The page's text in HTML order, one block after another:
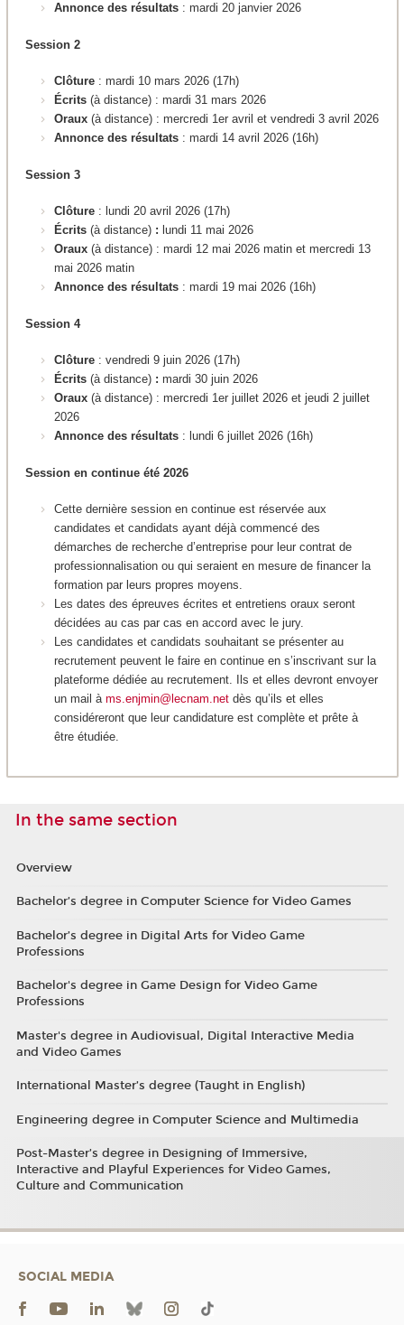
Annonce des résultats : mardi 20 janvier 2026
Session 2
Clôture : mardi 10 mars 2026 (17h)
Écrits (à distance) : mardi 31 mars 2026
Oraux (à distance) : mercredi 1er avril et vendredi 3 avril 2026
Annonce des résultats : mardi 14 avril 2026 (16h)
Session 3
Clôture : lundi 20 avril 2026 (17h)
Écrits (à distance) : lundi 11 mai 2026
Oraux (à distance) : mardi 12 mai 2026 matin et mercredi 13
mai 2026 matin
Annonce des résultats : mardi 19 mai 2026 (16h)
Session 4
Clôture : vendredi 9 juin 2026 (17h)
Écrits (à distance) : mardi 30 juin 2026
Oraux (à distance) : mercredi 1er juillet 2026 et jeudi 2 juillet
2026
Annonce des résultats : lundi 6 juillet 2026 (16h)
Session en continue été 2026
Cette dernière session en continue est réservée aux
candidates et candidats ayant déjà commencé des
démarches de recherche d’entreprise pour leur contrat de
professionnalisation ou qui seraient en mesure de financer la
formation par leurs propres moyens.
Les dates des épreuves écrites et entretiens oraux seront
décidées au cas par cas en accord avec le jury.
Les candidates et candidats souhaitant se présenter au
recrutement peuvent le faire en continue en s’inscrivant sur la
plateforme dédiée au recrutement. Ils et elles devront envoyer
un mail à ms.enjmin@lecnam.net dès qu’ils et elles
considéreront que leur candidature est complète et prête à
être étudiée.
In the same section
Overview
Bachelor’s degree in Computer Science for Video Games
Bachelor’s degree in Digital Arts for Video Game
Professions
Bachelor's degree in Game Design for Video Game
Professions
Master's degree in Audiovisual, Digital Interactive Media
and Video Games
International Master’s degree (Taught in English)
Engineering degree in Computer Science and Multimedia
Post-Master’s degree in Designing of Immersive,
Interactive and Playful Experiences for Video Games,
Culture and Communication
SOCIAL MEDIA